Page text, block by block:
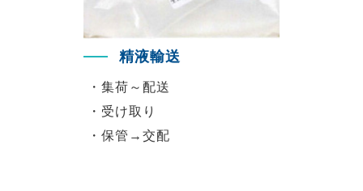
精液輸送
・集荷～配送
・受け取り
・保管→交配